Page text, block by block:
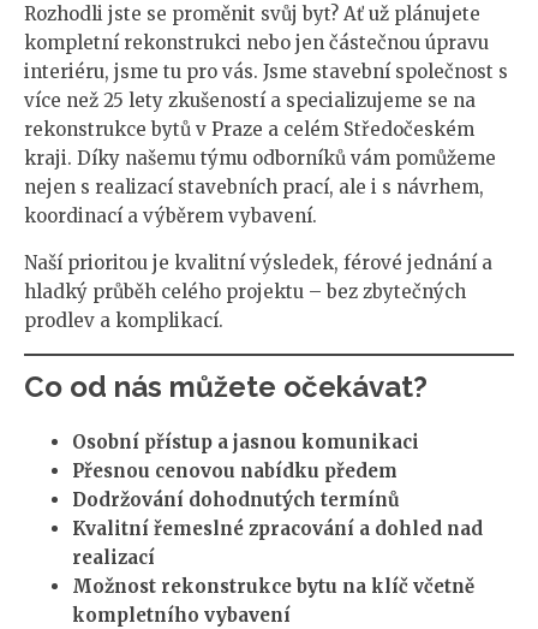
Rozhodli jste se proměnit svůj byt? Ať už plánujete
kompletní rekonstrukci nebo jen částečnou úpravu
interiéru, jsme tu pro vás. Jsme stavební společnost s
více než 25 lety zkušeností a specializujeme se na
rekonstrukce bytů v Praze a celém Středočeském
kraji. Díky našemu týmu odborníků vám pomůžeme
nejen s realizací stavebních prací, ale i s návrhem,
koordinací a výběrem vybavení.
Naší prioritou je kvalitní výsledek, férové jednání a
hladký průběh celého projektu – bez zbytečných
prodlev a komplikací.
Co od nás můžete očekávat?
Osobní přístup a jasnou komunikaci
Přesnou cenovou nabídku předem
Dodržování dohodnutých termínů
Kvalitní řemeslné zpracování a dohled nad
realizací
Možnost rekonstrukce bytu na klíč včetně
kompletního vybavení